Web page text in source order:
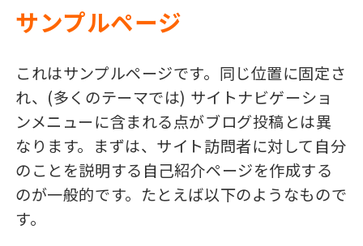
サンプルページ
これはサンプルページです。同じ位置に固定さ
れ、(多くのテーマでは) サイトナビゲーショ
ンメニューに含まれる点がブログ投稿とは異
なります。まずは、サイト訪問者に対して自分
のことを説明する自己紹介ページを作成する
のが一般的です。たとえば以下のようなもので
す。